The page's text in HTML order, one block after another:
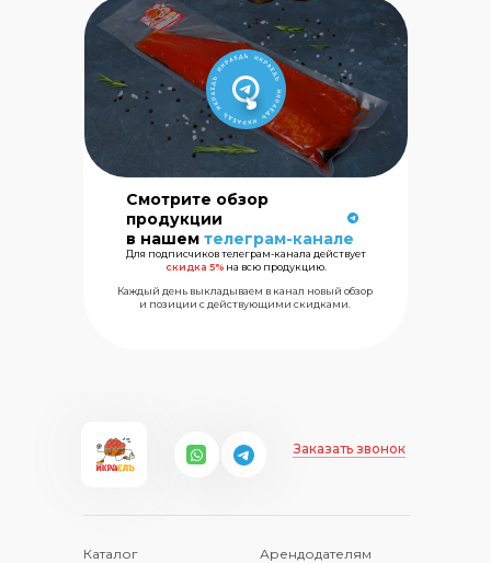
Для подписчиков телеграм-канала действует
скидка 5% на всю продукцию.
Каждый день выкладываем в канал новый обзор
и позиции с действующими скидками.
Смотрите обзор
продукции
в нашем телеграм-канале
Каталог Арендодателям
Сеть магазинов
морских
деликатесов
Заказать звонок